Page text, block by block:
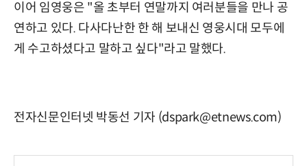
이어 임영웅은 "올 초부터 연말까지 여러분들을 만나 공
연하고 있다. 다사다난한 한 해 보내신 영웅시대 모두에
게 수고하셨다고 말하고 싶다"라고 말했다.
전자신문인터넷 박동선 기자 (dspark@etnews.com)